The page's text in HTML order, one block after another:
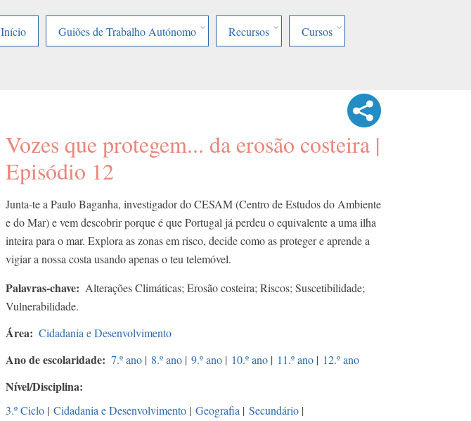
Início
Guiões de Trabalho Autónomo Recursos Cursos
Vozes que protegem... da erosão costeira |
Episódio 12
Junta-te a Paulo Baganha, investigador do CESAM (Centro de Estudos do Ambiente
e do Mar) e vem descobrir porque é que Portugal já perdeu o equivalente a uma ilha
inteira para o mar. Explora as zonas em risco, decide como as proteger e aprende a
vigiar a nossa costa usando apenas o teu telemóvel.
Palavras-chave
Alterações Climáticas; Erosão costeira; Riscos; Suscetibilidade;
Vulnerabilidade.
Área Cidadania e Desenvolvimento
Ano de escolaridade 7.º ano | 8.º ano | 9.º ano | 10.º ano | 11.º ano | 12.º ano
Nível/Disciplina
3.º Ciclo | Cidadania e Desenvolvimento | Geografia | Secundário |